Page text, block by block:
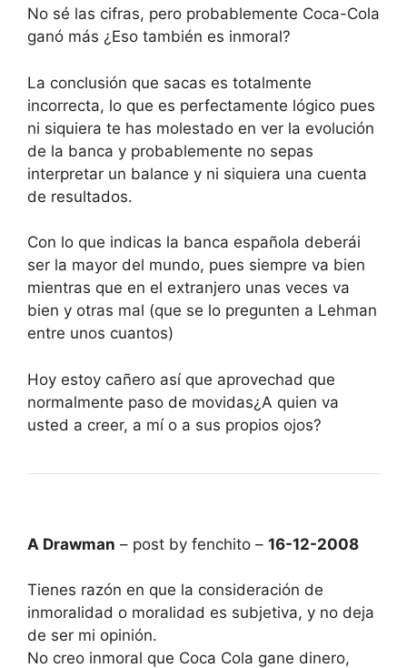
No sé las cifras, pero probablemente Coca-Cola
ganó más ¿Eso también es inmoral?
La conclusión que sacas es totalmente
incorrecta, lo que es perfectamente lógico pues
ni siquiera te has molestado en ver la evolución
de la banca y probablemente no sepas
interpretar un balance y ni siquiera una cuenta
de resultados.
Con lo que indicas la banca española deberái
ser la mayor del mundo, pues siempre va bien
mientras que en el extranjero unas veces va
bien y otras mal (que se lo pregunten a Lehman
entre unos cuantos)
Hoy estoy cañero así que aprovechad que
normalmente paso de movidas¿A quien va
usted a creer, a mí o a sus propios ojos?
A Drawman – post by fenchito – 16-12-2008
Tienes razón en que la consideración de
inmoralidad o moralidad es subjetiva, y no deja
de ser mi opinión.
No creo inmoral que Coca Cola gane dinero,